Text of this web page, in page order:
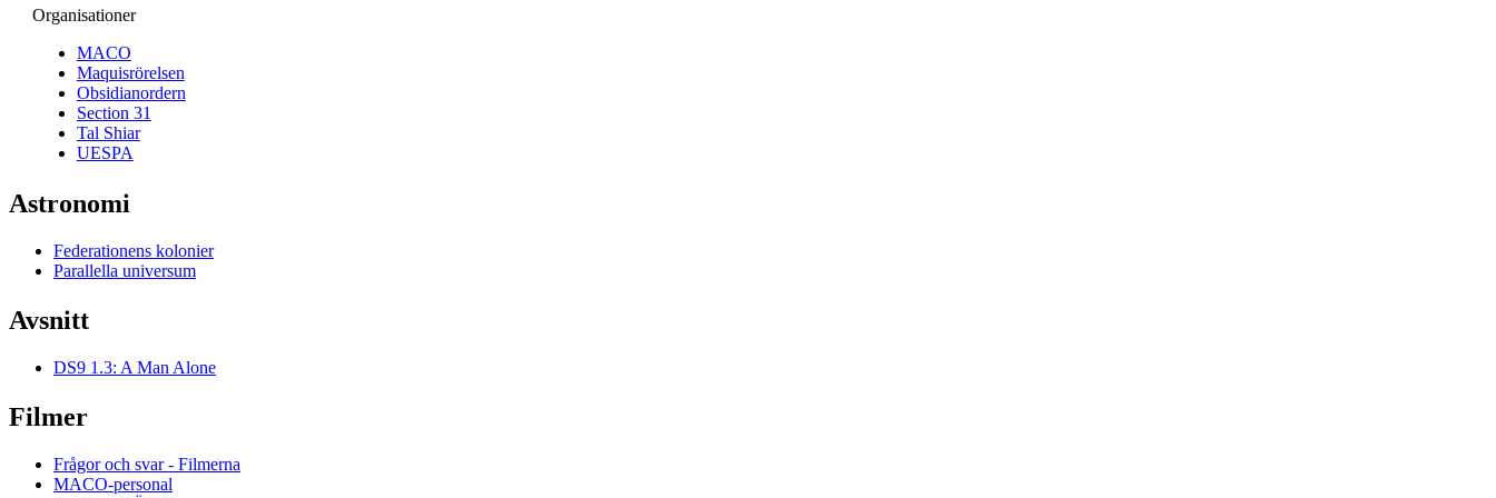
Organisationer
MACO
Maquisrörelsen
Obsidianordern
Section 31
Tal Shiar
UESPA
Astronomi
Federationens kolonier
Parallella universum
Avsnitt
DS9 1.3: A Man Alone
Filmer
Frågor och svar - Filmerna
MACO-personal